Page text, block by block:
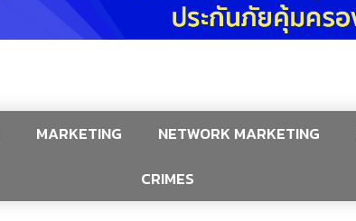
MARKETING NETWORK MARKETING
CRIMES